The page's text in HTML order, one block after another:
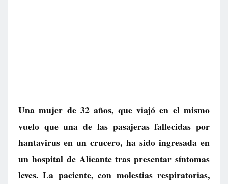
Una mujer de 32 años, que viajó en el mismo
vuelo que una de las pasajeras fallecidas por
hantavirus en un crucero, ha sido ingresada en
un hospital de Alicante tras presentar síntomas
leves. La paciente, con molestias respiratorias,